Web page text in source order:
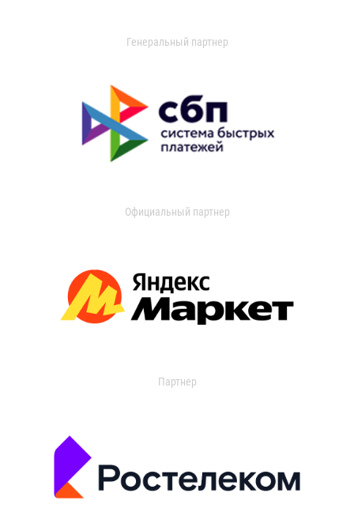
Генеральный партнер
Официальный партнер
Партнер